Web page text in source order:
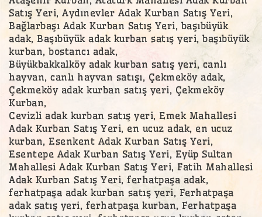
Satış Yeri, Aydınevler Adak Kurban Satış Yeri,
Bağlarbaşı Adak Kurban Satış Yeri, başıbüyük
adak, Başıbüyük adak kurban satış yeri, başıbüyük
kurban, bostancı adak,
Büyükbakkalköy adak kurban satış yeri, canlı
hayvan, canlı hayvan satışı, Çekmeköy adak,
Çekmeköy adak kurban satış yeri, Çekmeköy
Kurban,
Cevizli adak kurban satış yeri, Emek Mahallesi
Adak Kurban Satış Yeri, en ucuz adak, en ucuz
kurban, Esenkent Adak Kurban Satış Yeri,
Esentepe Adak Kurban Satış Yeri, Eyüp Sultan
Mahallesi Adak Kurban Satış Yeri, Fatih Mahallesi
Adak Kurban Satış Yeri, ferhatpaşa adak,
ferhatpaşa adak kurban satış yeri, Ferhatpaşa
adak satış yeri, ferhatpaşa kurban, Ferhatpaşa